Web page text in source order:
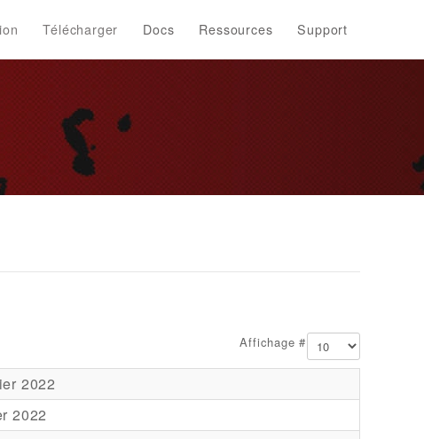
Télécharger Docs Ressources Support
Affichage #
2022
2022